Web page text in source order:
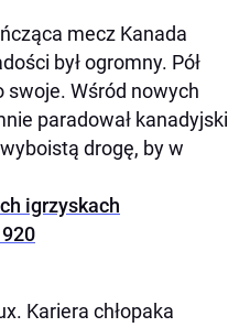
mecz Kanada
był ogromny. Pół
swoje. Wśród nowych
paradował kanadyjski
drogę, by w
igrzyskach
Kariera chłopaka